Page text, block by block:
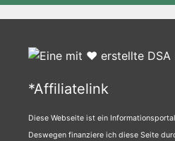
*Affiliatelink
Diese Webseite ist ein
Deswegen finanziere ich diese Seite